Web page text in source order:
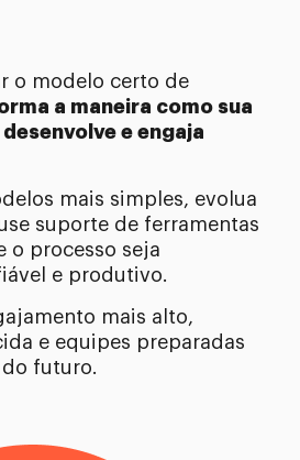
o modelo certo de
a maneira como sua
e engaja
mais simples, evolua
suporte de ferramentas
o processo seja
e produtivo.
mais alto,
e equipes preparadas
do futuro.